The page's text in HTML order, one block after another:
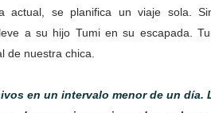
se planifica un viaje sola.
a su hijo Tumi en su escapada.
de nuestra chica.
en un intervalo menor de un día.